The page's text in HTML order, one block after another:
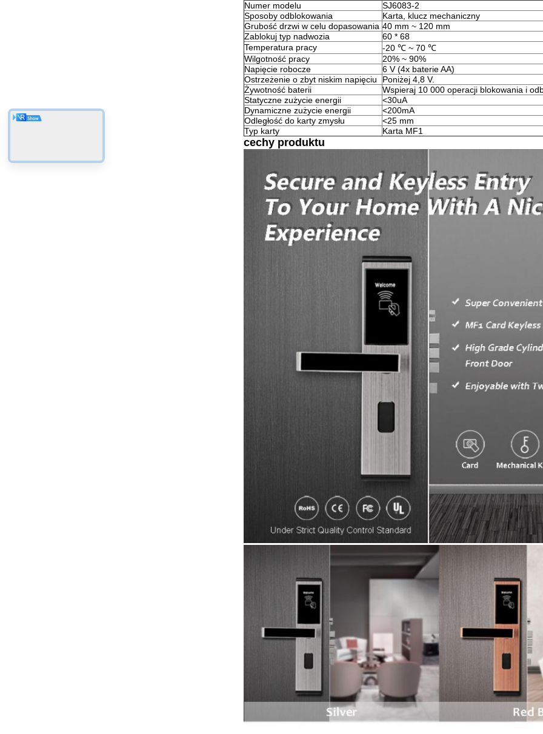
Numer modelu
SJ6083-2
Sposoby odblokowania
Karta, klucz mechaniczny
Grubość drzwi w celu dopasowania 40 mm ~ 120 mm
Zablokuj typ nadwozia
60 * 68
Temperatura pracy
-20 ℃ ~ 70 ℃
Wilgotność pracy
20% ~ 90%
Napięcie robocze
6 V (4x baterie AA)
Ostrzeżenie o zbyt niskim napięciu
Poniżej 4,8 V.
Żywotność baterii
Wspieraj 10 000 operacji blokowania i
Statyczne zużycie energii
<30uA
Dynamiczne zużycie energii
<200mA
Odległość do karty zmysłu
<25 mm
Typ karty
Karta MF1
cechy produktu
Zostaw wiadomość Oddzwonimy